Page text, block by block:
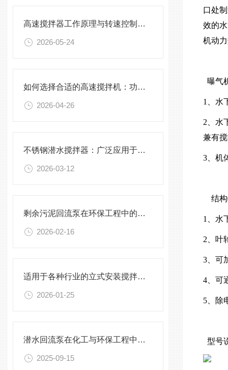
高速搅拌器工作原理与转速控制技术分析
2026-05-24
如何选择合适的高速搅拌机：功率、转速、搅拌桨叶与物料适配性分析
2026-04-26
不锈钢潜水搅拌器：广泛应用于污水处理与化学工程
2026-03-12
剩余污泥回流泵在环保工程中的应用前景
2026-02-16
适用于各种行业的立式安装搅拌机选型指南
2026-01-25
潜水回流泵在化工与环保工程中的关键作用
2025-09-15
口处
效的
机动
曝气
1、水
2、水
兼有
3、机
结
1、水
2、叶
3、可
4、可
5、除
型号